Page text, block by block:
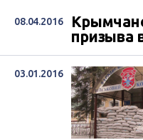
08.04.2016
призыва
03.01.2016